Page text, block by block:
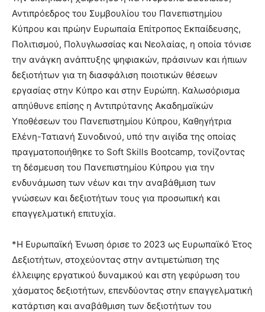
Αντιπρόεδρος του Συμβουλίου του Πανεπιστημίου
Κύπρου και πρώην Ευρωπαία Επίτροπος Εκπαίδευσης,
Πολιτισμού, Πολυγλωσσίας και Νεολαίας, η οποία τόνισε
την ανάγκη ανάπτυξης ψηφιακών, πράσινων και ήπιων
δεξιοτήτων για τη διασφάλιση ποιοτικών θέσεων
εργασίας στην Κύπρο και στην Ευρώπη. Καλωσόρισμα
απηύθυνε επίσης η Αντιπρύτανης Ακαδημαϊκών
Υποθέσεων του Πανεπιστημίου Κύπρου, Καθηγήτρια
Ελένη-Τατιανή Συνοδινού, υπό την αιγίδα της οποίας
πραγματοποιήθηκε το Soft Skills Bootcamp, τονίζοντας
τη δέσμευση του Πανεπιστημίου Κύπρου για την
ενδυνάμωση των νέων και την αναβάθμιση των
γνώσεων και δεξιοτήτων τους για προσωπική και
επαγγελματική επιτυχία.
*Η Ευρωπαϊκή Ένωση όρισε το 2023 ως Ευρωπαϊκό Έτος
Δεξιοτήτων, στοχεύοντας στην αντιμετώπιση της
έλλειψης εργατικού δυναμικού και στη γεφύρωση του
χάσματος δεξιοτήτων, επενδύοντας στην επαγγελματική
κατάρτιση και αναβάθμιση των δεξιοτήτων του